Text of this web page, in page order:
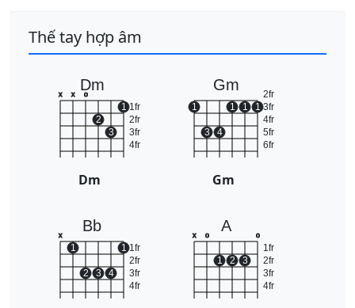
Thế tay hợp âm
Dm
1fr
2fr
3fr
4fr
x x o
2
3
1
Dm
Gm
2fr
3fr
4fr
5fr
6fr
1
3 4
1 1 1
Gm
Bb
1fr
2fr
3fr
4fr
x
1
2 3 4
1
A
1fr
2fr
3fr
4fr
x o
1 2 3
o